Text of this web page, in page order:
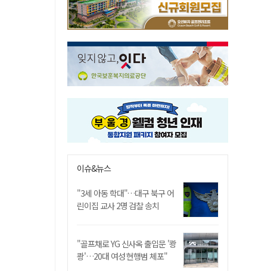
이슈&뉴스
"3세 아동 학대"…대구 북구 어
린이집 교사 2명 검찰 송치
"골프채로 YG 신사옥 출입문 '쾅
쾅'…20대 여성 현행범 체포"